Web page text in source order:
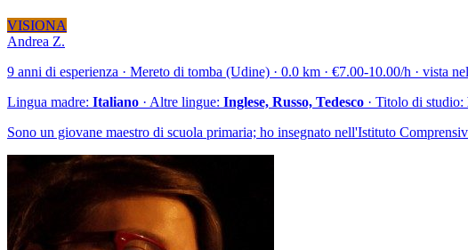
VISIONA
Andrea Z.
9 anni di esperienza · Mereto di tomba (Udine) · 0.0 km · €7.00-10.00/h · vista
Lingua madre: Italiano · Altre lingue: Inglese, Russo, Tedesco · Titolo di studio:
Sono un giovane maestro di scuola primaria; ho insegnato nell'Istituto